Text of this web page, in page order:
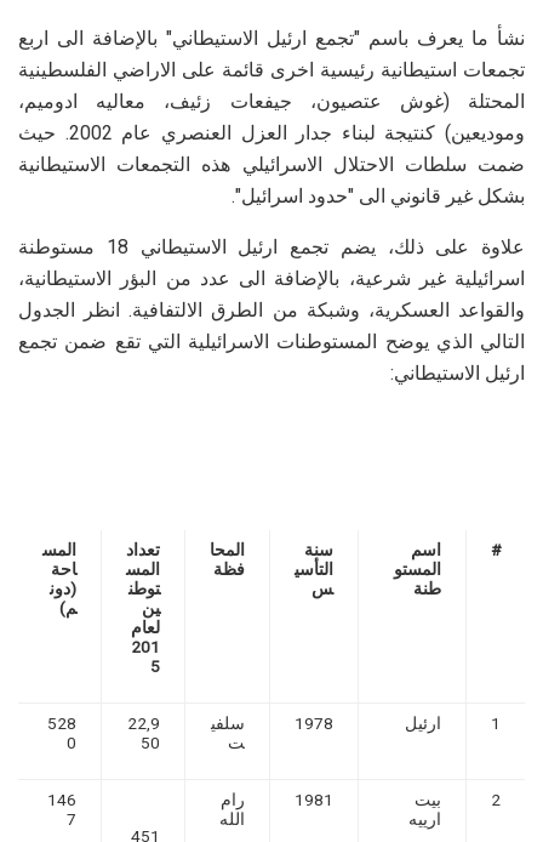
نشأ ما يعرف باسم "تجمع ارئيل الاستيطاني" بالإضافة الى اربع
تجمعات استيطانية رئيسية اخرى قائمة على الاراضي الفلسطينية
المحتلة (غوش عتصيون، جيفعات زئيف، معاليه ادوميم،
وموديعين) كنتيجة لبناء جدار العزل العنصري عام 2002. حيث
ضمت سلطات الاحتلال الاسرائيلي هذه التجمعات الاستيطانية
بشكل غير قانوني الى "حدود اسرائيل".
علاوة على ذلك، يضم تجمع ارئيل الاستيطاني 18 مستوطنة
اسرائيلية غير شرعية، بالإضافة الى عدد من البؤر الاستيطانية،
والقواعد العسكرية، وشبكة من الطرق الالتفافية. انظر الجدول
التالي الذي يوضح المستوطنات الاسرائيلية التي تقع ضمن تجمع
ارئيل الاستيطاني:
#
اسم
المستو
طنة
سنة
التأسي
س
المحا
فظة
تعداد
المس
توطن
ين
لعام
201
5
المس
احة
(دون
م)
1 ارئيل 1978
سلفي
ت
22,9
50
528
0
2
بيت
ارييه
1981
رام
الله
451
146
7